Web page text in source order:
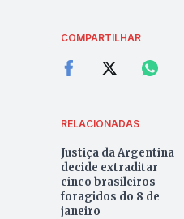
COMPARTILHAR
RELACIONADAS
Justiça da Argentina
decide extraditar
cinco brasileiros
foragidos do 8 de
janeiro